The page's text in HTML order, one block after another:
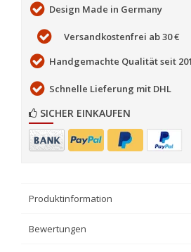
Design Made in Germany
Versandkostenfrei ab 30 €
Handgemachte Qualität seit
Schnelle Lieferung mit DHL
SICHER EINKAUFEN
Produktinformation
Bewertungen